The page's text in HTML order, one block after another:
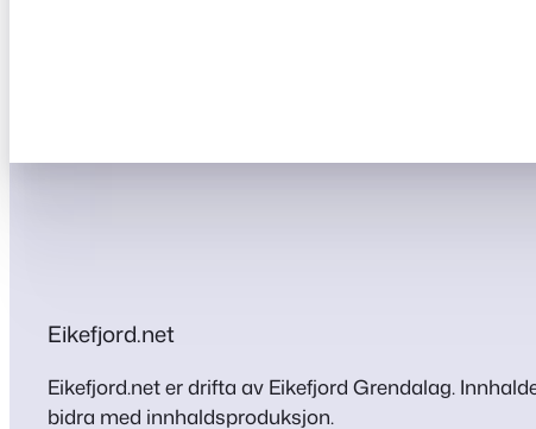
Eikefjord.net
Eikefjord.net er drifta av Eikefjord Grendalag.
bidra med innhaldsproduksjon.